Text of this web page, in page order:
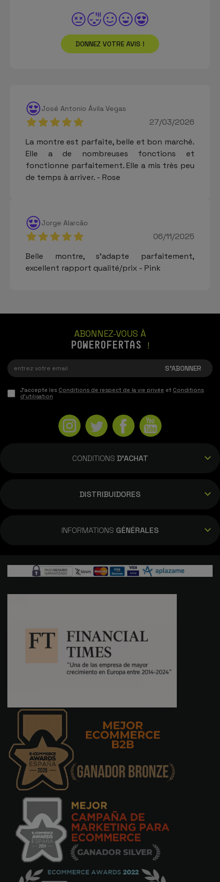
DONNEZ VOTRE AVIS !
José Antonio Ávila Vegas
27/03/2026
La montre est parfaite, belle et bon marché.
Elle a de nombreuses fonctions et
fonctionne parfaitement. Elle a mis très peu
de temps à arriver. - Rose
Jorge Alarcão
06/11/2025
Belle montre, s'adapte parfaitement,
excellent rapport qualité/prix - Pink
ABONNEZ-VOUS À
POWEROFERTAS !
J'accepte les Conditions de respect de la vie privée et Conditions
d'utilisation
CONDITIONS D'ACHAT
DISTRIBUIDORES
INFORMATIONS GÉNÉRALES